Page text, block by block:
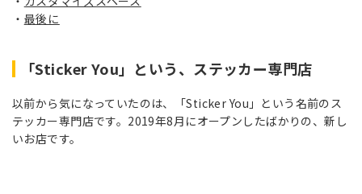
最後に
「Sticker You」という、ステッカー専門店
以前から気になっていたのは、「Sticker You」という名前のス
テッカー専門店です。2019年8月にオープンしたばかりの、新し
いお店です。